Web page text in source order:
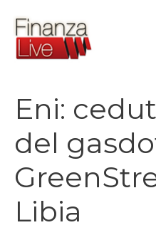
contenuto
Eni:
del
Libia